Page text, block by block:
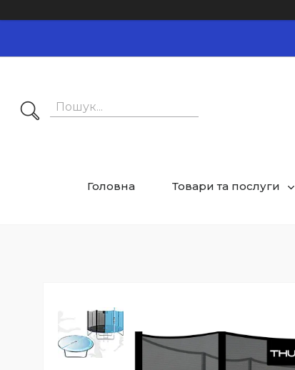
Головна Товари та послуги